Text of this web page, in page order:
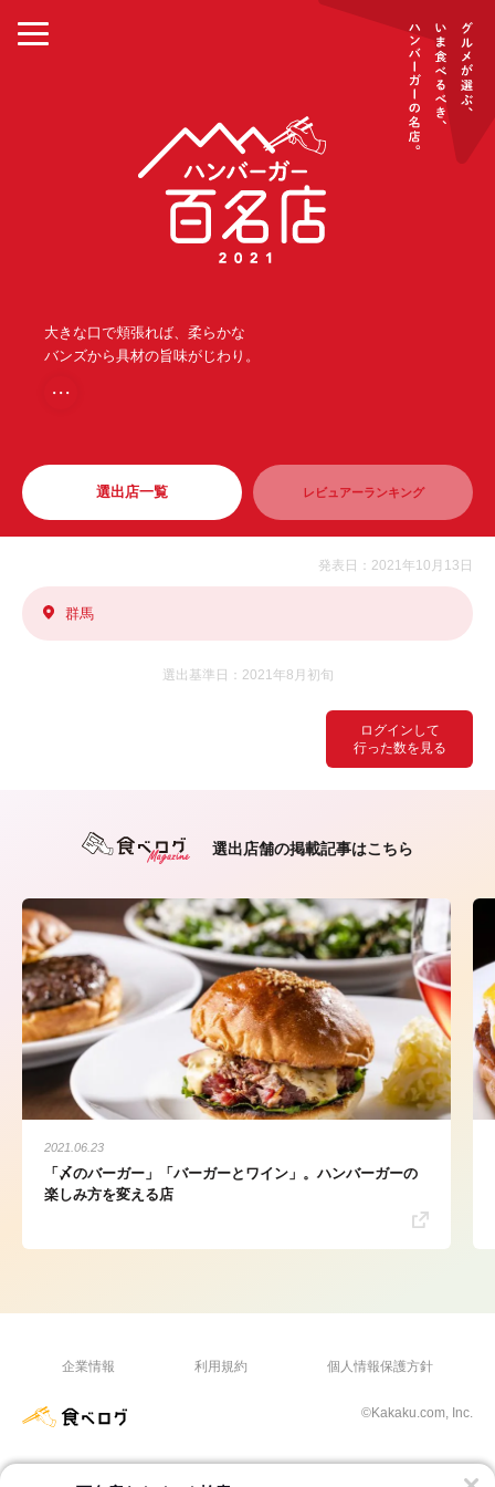
大きな口で頬張れば、柔らかな
バンズから具材の旨味がじわり。
・・・
選出店一覧 レビュアーランキング
ログインして
行った数を見る
発表日：2021年10月13日
群馬
選出基準日：2021年8月初旬
選出店舗の掲載記事はこちら
2021.06.23
「〆のバーガー」「バーガーとワイン」。ハンバーガーの
楽しみ方を変える店
企業情報 利用規約 個人情報保護方針
©Kakaku.com, Inc.